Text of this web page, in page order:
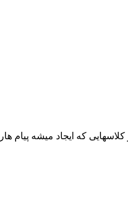
که ایجاد میشه پیام